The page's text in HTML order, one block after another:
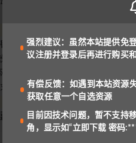
密码一般是： www.yu-er.com ，
，请勿在线解压文件，甚至可能
收集整理，资源里包含的联系方
。
微信号: benottoknow (推荐)
我们哟~
强烈建议：虽然本站提供免
议注册并登录后再进行购买
有偿反馈：如遇到本站资源
获取任意一个自选资源
目前因技术问题，暂不支持
角，显示如“立即下载 密码